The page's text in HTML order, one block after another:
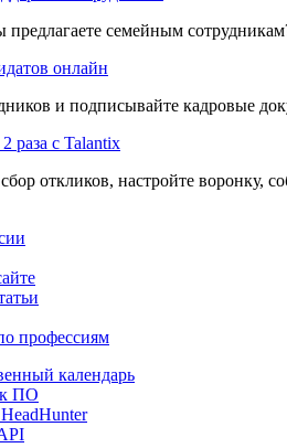
предлагаете семейным
онлайн
и подписывайте кадровые
раза с Talantix
откликов, настройте воронку,
профессиям
календарь
к ПО